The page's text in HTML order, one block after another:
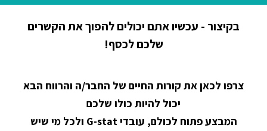
בקיצור - עכשיו אתם יכולים להפוך את הקשרים
שלכם לכסף!
צרפו לכאן את קורות החיים של החבר/ה והרווח הבא
יכול להיות כולו שלכם
המבצע פתוח לכולם, עובדי G-stat ולכל מי שיש